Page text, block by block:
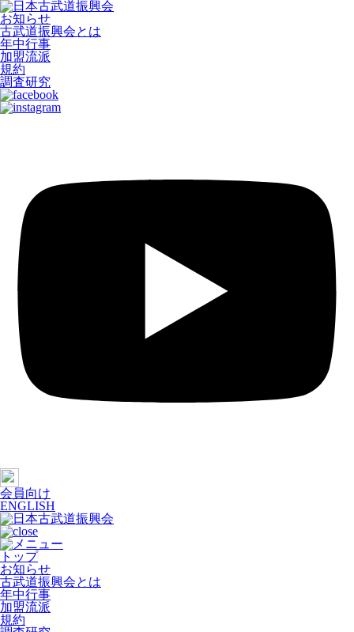
お知らせ
古武道振興会とは
年中行事
加盟流派
規約
調査研究
会員向け
ENGLISH
トップ
お知らせ
古武道振興会とは
年中行事
加盟流派
規約